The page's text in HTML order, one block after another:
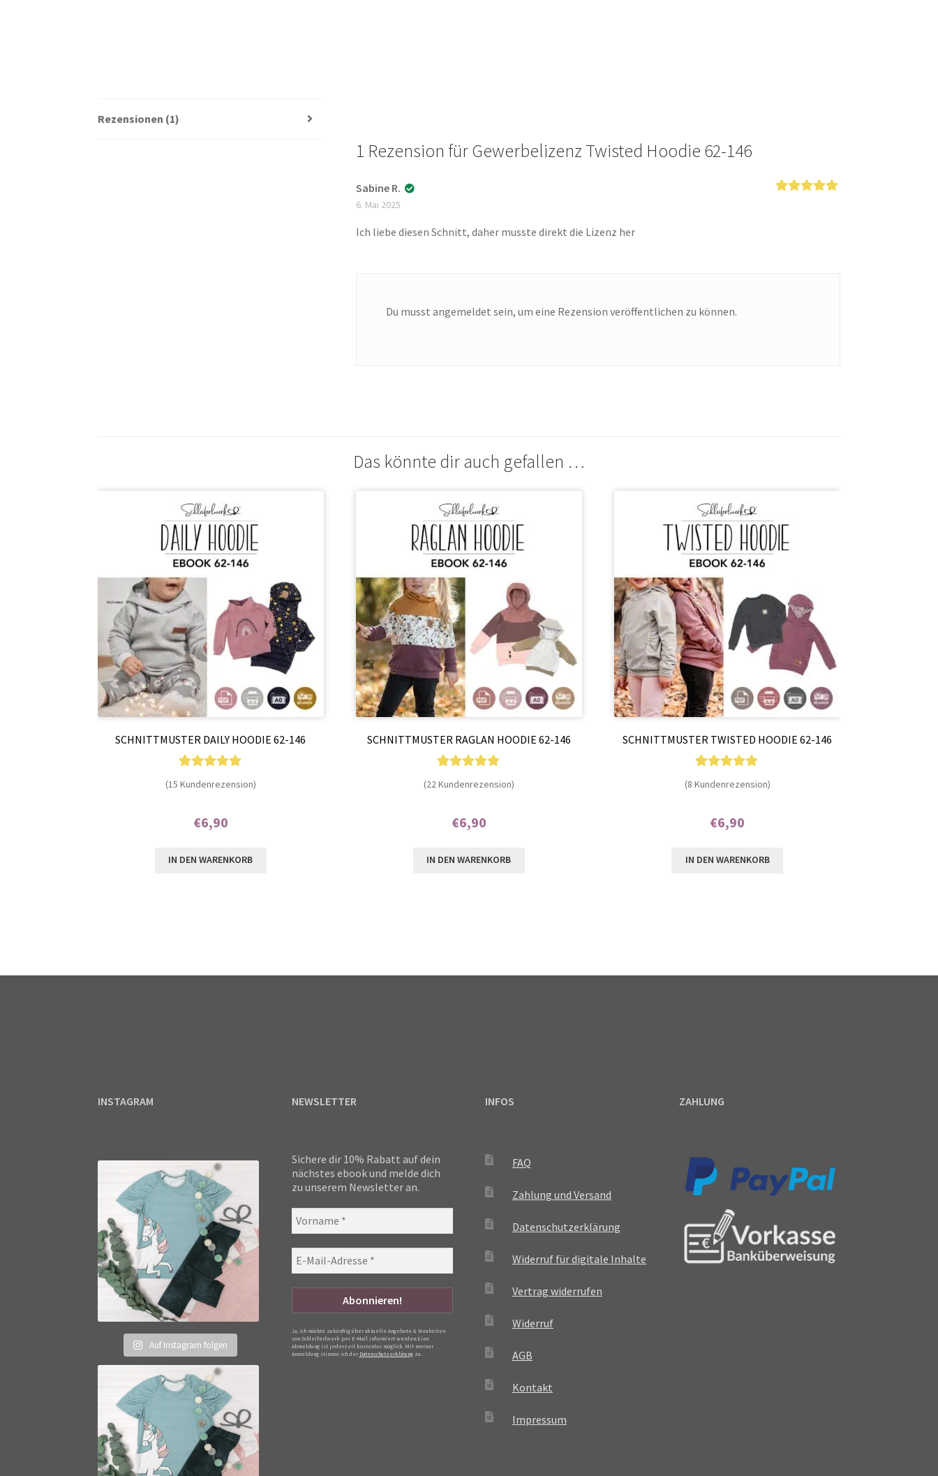
Rezensionen (1)
1 Rezension fürGewerbelizenz Twisted Hoodie 62-146
Sabine R.
6. Mai 2025
Ich liebe diesen Schnitt, daher musste direkt die Lizenz her
Du musst angemeldet sein, um eine Rezension veröffentlichen zu können.
Das könnte dir auch gefallen …
SCHNITTMUSTER DAILY HOODIE 62-146
Kundenbewer
(15 Kundenrezension)
€6,90
IN DEN WARENKORB
SCHNITTMUSTER RAGLAN HOODIE 62-146
Kundenbewer
(22 Kundenrezension)
€6,90
IN DEN WARENKORB
SCHNITTMUSTER TWISTED HOODIE 62-146
Kundenbewer
(8 Kundenrezension)
€6,90
IN DEN WARENKORB
INSTAGRAM
Auf Instagram folgen
NEWSLETTER
Sichere dir 10% Rabatt auf dein
nächstes ebook und melde dich
zu unserem Newsletter an.
Ja, ich möchte zukünftig über aktuelle Angebote & Neuheiten
von Schleiferlwerk per E-Mail informiert werden.Eine
Abmeldung ist jederzeit kostenlos möglich. Mit meiner
Anmeldung stimme ich der Datenschutzerklärungzu.
INFOS
FAQ
Zahlung und Versand
Datenschutzerklärung
Widerruf für digitale Inhalte
Vertrag widerrufen
Widerruf
AGB
Kontakt
Impressum
ZAHLUNG